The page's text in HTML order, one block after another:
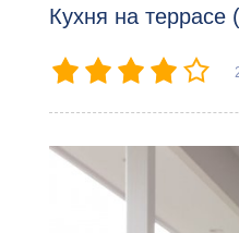
Кухня на террасе